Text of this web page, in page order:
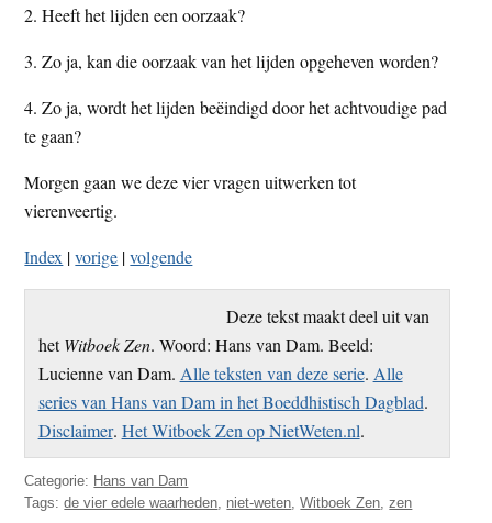
2. Heeft het lijden een oorzaak?
3. Zo ja, kan die oorzaak van het lijden opgeheven worden?
4. Zo ja, wordt het lijden beëindigd door het achtvoudige pad
te gaan?
Morgen gaan we deze vier vragen uitwerken tot
vierenveertig.
Index |vorige |volgende
Deze tekst maakt deel uit van
hetWitboek Zen. Woord: Hans van Dam. Beeld:
Lucienne van Dam. Alle teksten van deze serie. Alle
series van Hans van Dam in het Boeddhistisch Dagblad.
Disclaimer. Het Witboek Zen op NietWeten.nl.
Categorie: Hans van Dam
Tags:de vier edele waarheden, niet-weten,Witboek Zen,zen